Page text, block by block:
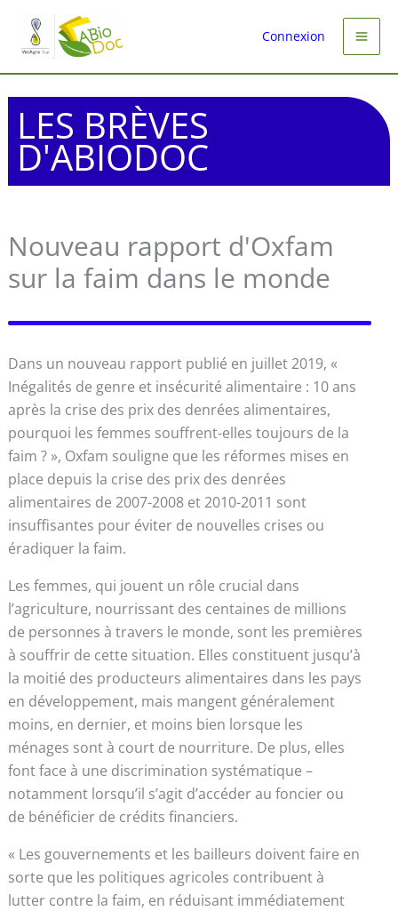
contenu
Connexion
LES BRÈVES
D'ABIODOC
Nouveau rapport d'Oxfam
sur la faim dans le monde
Dans un nouveau rapport publié en juillet 2019, «
Inégalités de genre et insécurité alimentaire : 10 ans
après la crise des prix des denrées alimentaires,
pourquoi les femmes souffrent-elles toujours de la
faim ? », Oxfam souligne que les réformes mises en
place depuis la crise des prix des denrées
alimentaires de 2007-2008 et 2010-2011 sont
insuffisantes pour éviter de nouvelles crises ou
éradiquer la faim.
Les femmes, qui jouent un rôle crucial dans
l’agriculture, nourrissant des centaines de millions
de personnes à travers le monde, sont les premières
à souffrir de cette situation. Elles constituent jusqu’à
la moitié des producteurs alimentaires dans les pays
en développement, mais mangent généralement
moins, en dernier, et moins bien lorsque les
ménages sont à court de nourriture. De plus, elles
font face à une discrimination systématique –
notamment lorsqu’il s’agit d’accéder au foncier ou
de bénéficier de crédits financiers.
« Les gouvernements et les bailleurs doivent faire en
sorte que les politiques agricoles contribuent à
lutter contre la faim, en réduisant immédiatement